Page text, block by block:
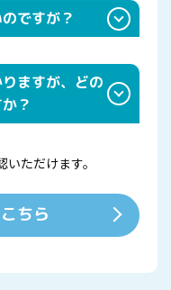
ですが？
主流です。 ※ご試着
ますが、どの
？
」や「泳法レッス
ースはスクールによ
ください。
ただけます。
ちら